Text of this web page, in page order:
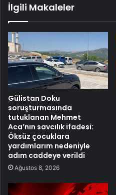
İlgili Makaleler
Gülistan Doku
soruşturmasında
tutuklanan Mehmet
Aca’nın savcılık ifadesi:
Öksüz çocuklara
yardımlarım nedeniyle
adım caddeye verildi
Ağustos 8, 2026